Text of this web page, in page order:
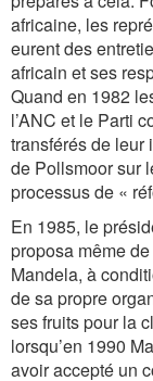
africaine, les
eurent des
africain et ses
Quand en 1982
l’ANC et le Parti
transférés de leur
de Pollsmoor sur
processus de «
En 1985, le
proposa même
Mandela, à
de sa propre
ses fruits pour la
lorsqu’en 1990
avoir accepté un